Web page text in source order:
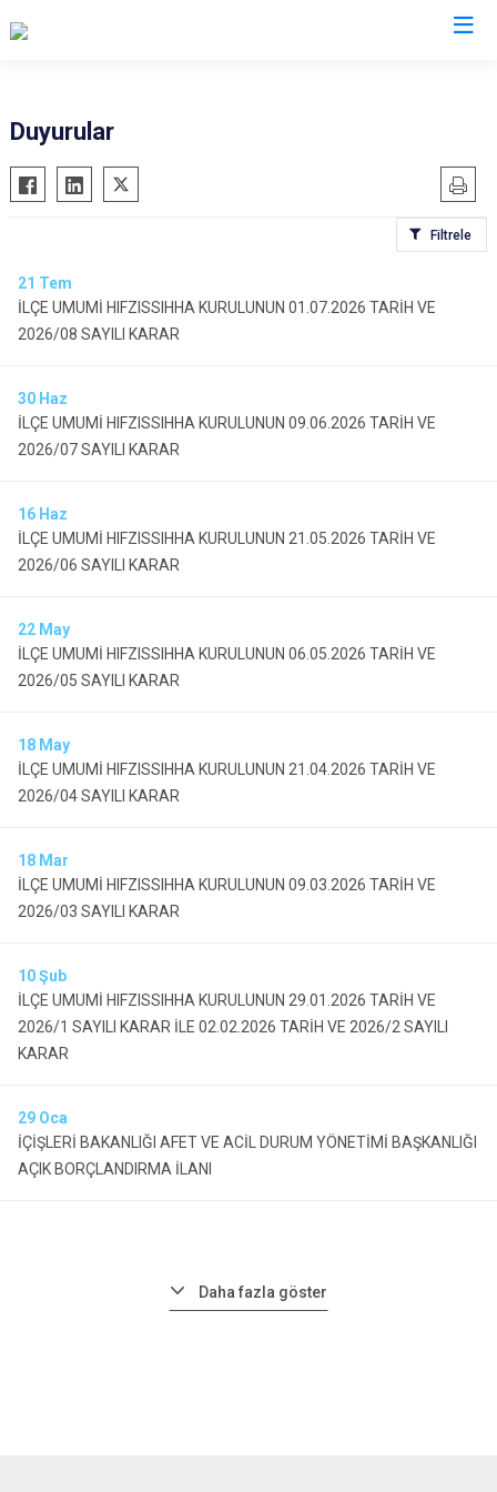
Aladağ
Ceyhan
İmamoğlu
Karaisalı
Karataş
Pozantı
Yüreğir
Duyurular
Filtrele
21 Tem
İLÇE UMUMİ HIFZISSIHHA KURULUNUN 01.07.2026 TARİH VE
2026/08 SAYILI KARAR
30 Haz
İLÇE UMUMİ HIFZISSIHHA KURULUNUN 09.06.2026 TARİH VE
2026/07 SAYILI KARAR
16 Haz
İLÇE UMUMİ HIFZISSIHHA KURULUNUN 21.05.2026 TARİH VE
2026/06 SAYILI KARAR
22 May
İLÇE UMUMİ HIFZISSIHHA KURULUNUN 06.05.2026 TARİH VE
2026/05 SAYILI KARAR
18 May
İLÇE UMUMİ HIFZISSIHHA KURULUNUN 21.04.2026 TARİH VE
2026/04 SAYILI KARAR
18 Mar
İLÇE UMUMİ HIFZISSIHHA KURULUNUN 09.03.2026 TARİH VE
2026/03 SAYILI KARAR
10Şub
İLÇE UMUMİ HIFZISSIHHA KURULUNUN 29.01.2026 TARİH VE
2026/1 SAYILI KARAR İLE 02.02.2026 TARİH VE 2026/2 SAYILI
KARAR
29 Oca
İÇİŞLERİ BAKANLIĞI AFET VE ACİL DURUM YÖNETİMİ BAŞKANLIĞI
AÇIK BORÇLANDIRMA İLANI
Daha fazla göster